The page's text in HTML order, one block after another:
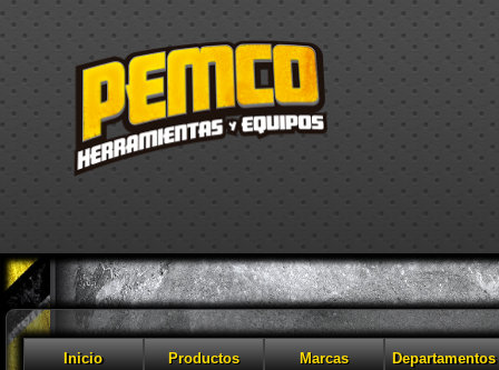
Inicio Productos Marcas Departamentos